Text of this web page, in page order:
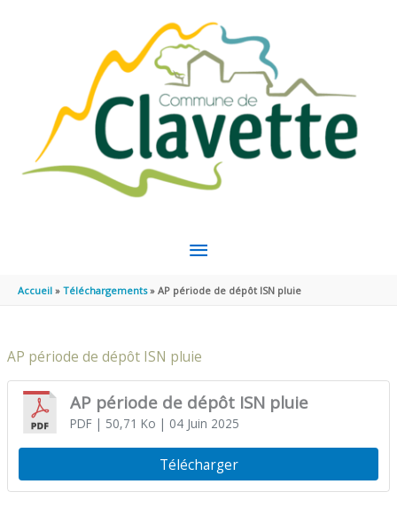
MENU
PRINCIPAL
Accueil Téléchargements AP période de dépôt ISN pluie
AP période de dépôt ISN pluie
AP période de dépôt ISN pluie
PDF| 50,71 Ko | 04 Juin 2025
Télécharger